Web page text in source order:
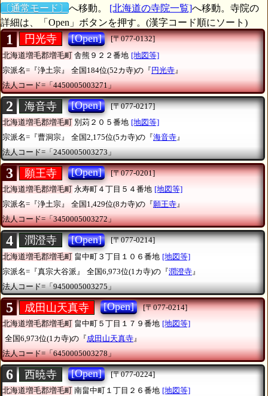
〔通常モード〕 へ移動。 [北海道の寺院一覧]へ移動。寺院の
詳細は、「Open」ボタンを押す。(漢字コード順にソート)
1 円光寺 [Open]
[〒077-0132]
北海道増毛郡増毛町 舎熊９２２番地 [地図等]
宗派名=『浄土宗』
全国184位(52カ寺)の『円光寺 』
法人コード=「4450005003271」
2 海音寺 [Open]
[〒077-0217]
北海道増毛郡増毛町 別苅２０５番地 [地図等]
宗派名=『曹洞宗』
全国2,175位(5カ寺)の『海音寺』
法人コード=「2450005003273」
3 願王寺 [Open]
[〒077-0201]
北海道増毛郡増毛町 永寿町４丁目５４番地 [地図等]
宗派名=『浄土宗』
全国1,429位(8カ寺)の『願王寺』
法人コード=「3450005003272」
4 潤澄寺 [Open]
[〒077-0214]
北海道増毛郡増毛町 畠中町３丁目１０６番地 [地図等]
宗派名=『真宗大谷派』
全国6,973位(1カ寺)の『潤澄寺 』
法人コード=「9450005003275」
5 成田山天真寺 [Open]
[〒077-0214]
北海道増毛郡増毛町 畠中町５丁目１７９番地 [地図等]
全国6,973位(1カ寺)の『成田山天真寺』
法人コード=「6450005003278」
6 西暁寺 [Open]
[〒077-0224]
北海道増毛郡増毛町 南畠中町１丁目２６番地 [地図等]